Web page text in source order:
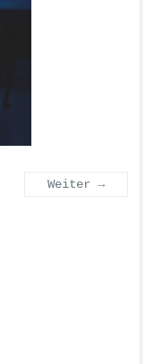
Weiter →